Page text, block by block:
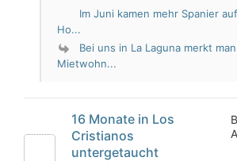
Im Juni kamen mehr Spanier
Ho...
Bei uns in La Laguna merkt
Mietwohn...
16 Monate in Los
Cristianos
untergetaucht